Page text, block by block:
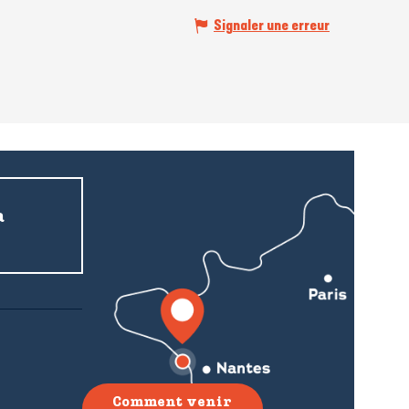
Signaler une erreur
Comment venir